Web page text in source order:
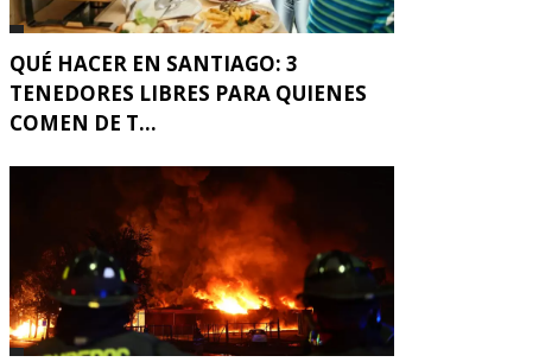
QUÉ HACER EN SANTIAGO: 3
TENEDORES LIBRES PARA QUIENES
COMEN DE T...